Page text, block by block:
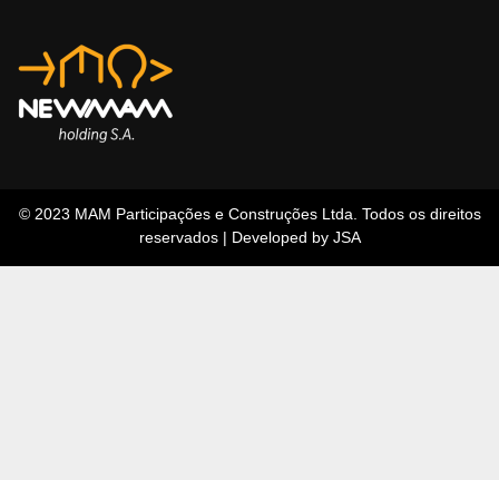
© 2023 MAM Participações e Construções Ltda. Todos os direitos
reservados | Developed by JSA